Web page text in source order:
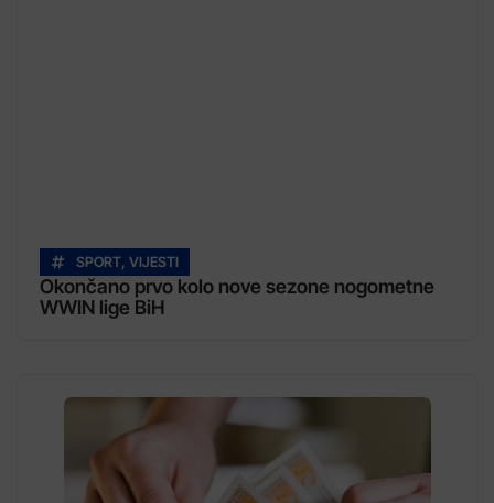
SPORT VIJESTI
Okončano prvo kolo nove sezone nogometne
WWIN lige BiH